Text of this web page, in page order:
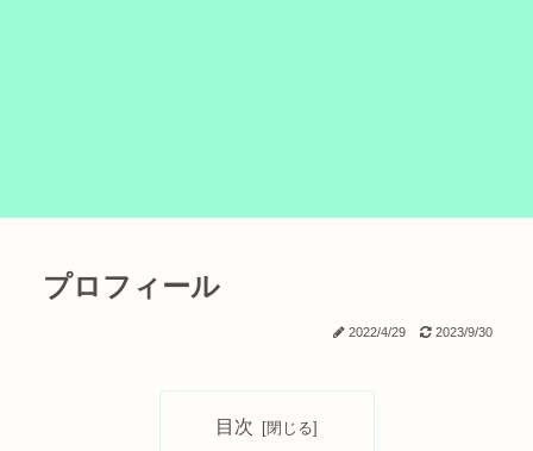
プロフィール
2022/4/29 2023/9/30
目次